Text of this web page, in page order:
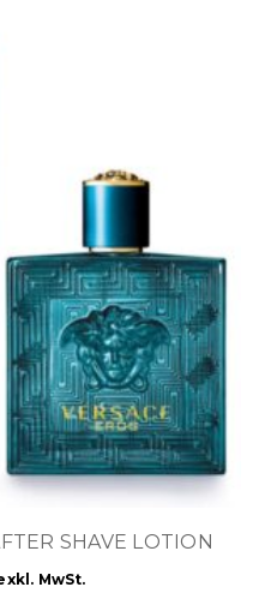
SHAVE LOTION
MwSt.